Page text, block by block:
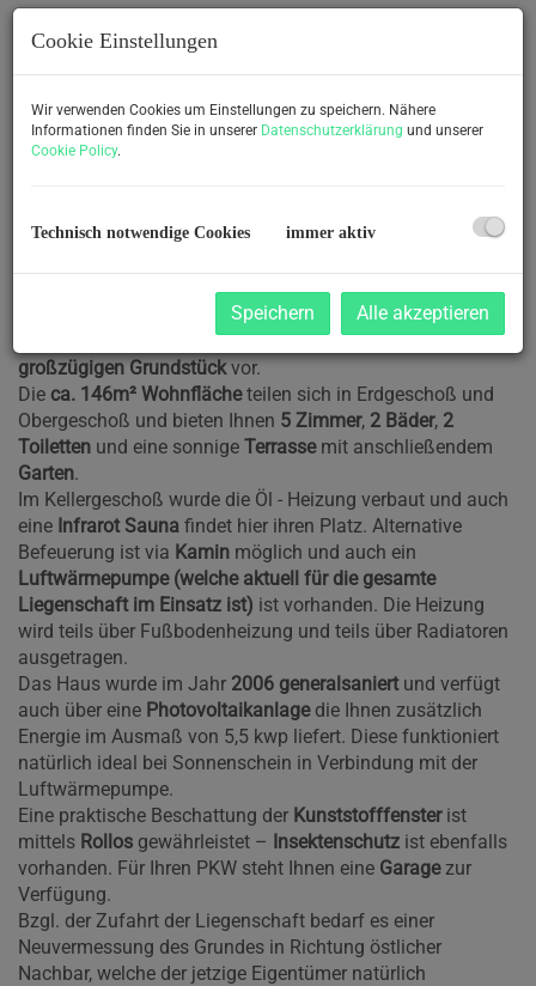
finden Sie dieses schöne Haus auf einem
großzügigen Grundstückvor.
Die ca. 146m² Wohnflächeteilen sich in Erdgeschoß und
Obergeschoß und bieten Ihnen 5 Zimmer, 2 Bäder, 2
Toiletten und eine sonnige Terrasse mit anschließendem
Garten.
Im Kellergeschoß wurde die Öl - Heizung verbaut und auch
eine Infrarot Sauna findet hier ihren Platz. Alternative
Befeuerung ist via Kamin möglich und auch ein
Luftwärmepumpe (welche aktuell für die gesamte
Liegenschaft im Einsatz ist) ist vorhanden. Die Heizung
wird teils über Fußbodenheizung und teils über Radiatoren
ausgetragen.
Das Haus wurde im Jahr 2006 generalsaniertund verfügt
auch über eine Photovoltaikanlage die Ihnen zusätzlich
Energie im Ausmaß von 5,5 kwp liefert. Diese funktioniert
natürlich ideal bei Sonnenschein in Verbindung mit der
Luftwärmepumpe.
Eine praktische Beschattung der Kunststofffenster ist
mittels Rollos gewährleistet – Insektenschutz ist ebenfalls
vorhanden. Für Ihren PKW steht Ihnen eine Garage zur
Verfügung.
Bzgl. der Zufahrt der Liegenschaft bedarf es einer
Neuvermessung des Grundes in Richtung östlicher
Nachbar, welche der jetzige Eigentümer natürlich
Cookie Einstellungen
Wir verwenden Cookies um Einstellungen zu speichern. Nähere
Informationen finden Sie in unserer Datenschutzerklärung und unserer
Cookie Policy.
Technisch notwendige Cookies immer aktiv
Speichern Alle akzeptieren